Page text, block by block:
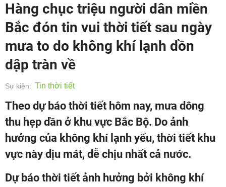
Hàng chục triệu người dân miền
Bắc đón tin vui thời tiết sau ngày
mưa to do không khí lạnh dồn
dập tràn về
Sự kiện: Tin thời tiết
Theo dự báo thời tiết hôm nay, mưa dông
thu hẹp dần ở khu vực Bắc Bộ. Do ảnh
hưởng của không khí lạnh yếu, thời tiết khu
vực này dịu mát, dễ chịu nhất cả nước.
Dự báo thời tiết ảnh hưởng bởi không khí